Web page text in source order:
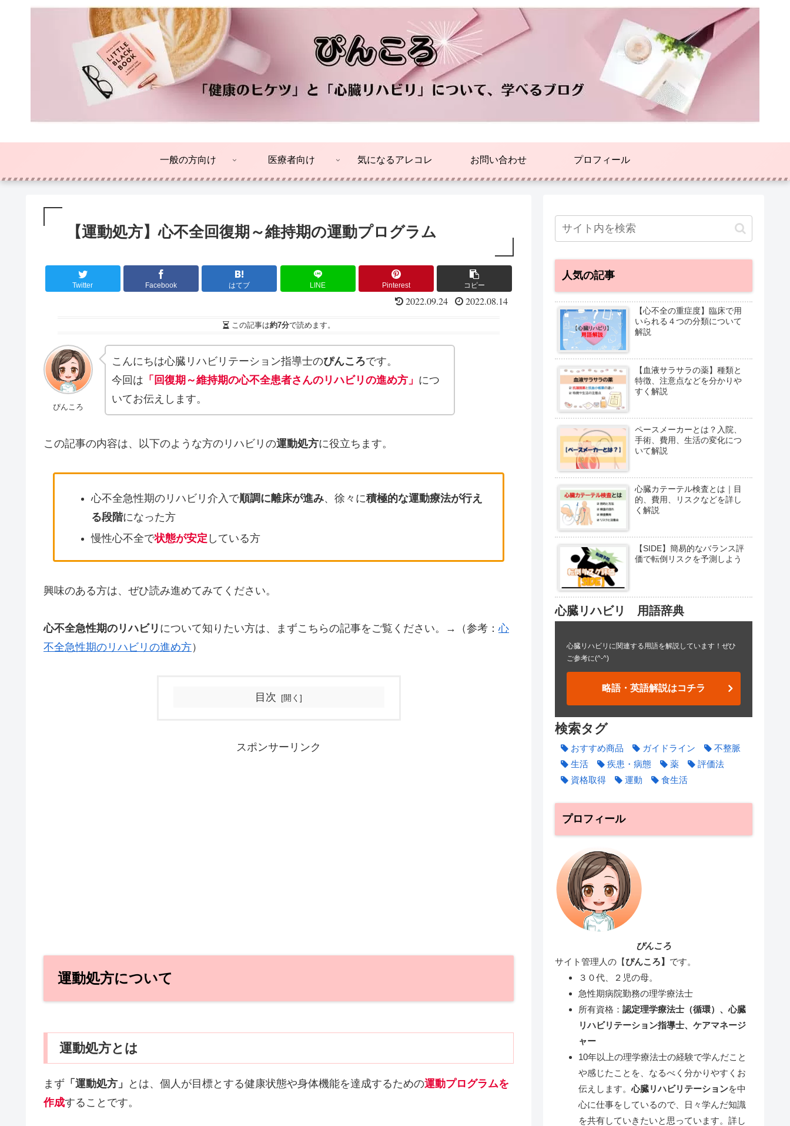
一般の方向け 医療者向け 気になるアレコレ お問い合わせ プロフィール
【運動処方】心不全回復期～維持期の運動プログラム
Twitter Facebook はてブ LINE Pinterest コピー
2022.09.24 2022.08.14
この記事は約7分で読めます。
ぴんころ
こんにちは心臓リハビリテーション指導士のぴんころです。
今回は 「回復期～維持期の心不全患者さんのリハビリの進め方」 につ
いてお伝えします。
この記事の内容は、以下のような方のリハビリの運動処方に役立ちます。
心不全急性期のリハビリ介入で順調に離床が進み、徐々に積極的な運動療法が行え
る段階になった方
慢性心不全で状態が安定 している方
興味のある方は、ぜひ読み進めてみてください。
心不全急性期のリハビリ について知りたい方は、まずこちらの記事をご覧ください。→（参考：心
不全急性期のリハビリの進め方）
目次
スポンサーリンク
運動処方について
運動処方とは
まず 「運動処方」 とは、個人が目標とする健康状態や身体機能を達成するための運動プログラムを
作成することです。
人気の記事
【心不全の重症度】臨床で用
いられる４つの分類について
解説
【血液サラサラの薬】種類と
特徴、注意点などを分かりや
すく解説
ペースメーカーとは？入院、
手術、費用、生活の変化につ
いて解説
心臓カテーテル検査とは｜目
的、費用、リスクなどを詳し
く解説
【SIDE】簡易的なバランス評
価で転倒リスクを予測しよう
心臓リハビリ 用語辞典
心臓リハビリに関連する用語を解説しています！ぜひ
ご参考に(^-^)
略語・英語解説はコチラ
検索タグ
おすすめ商品 ガイドライン
不整脈
生活
疾患・病態 薬
評価法
資格取得
運動 食生活
プロフィール
ぴんころ
サイト管理人の【ぴんころ】 です。
３０代、２児の母。
急性期病院勤務の理学療法士
所有資格： 認定理学療法士（循環）、心臓
リハビリテーション指導士、ケアマネージ
ャー
10年以上の理学療法士の経験で学んだこと
や感じたことを、なるべく分かりやすくお
伝えします。心臓リハビリテーションを中
心に仕事をしているので、日々学んだ知識
を共有していきたいと思っています。詳し